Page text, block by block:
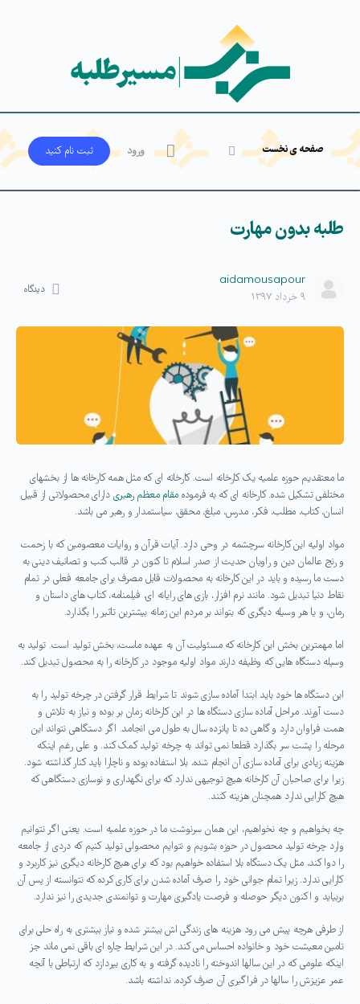
صفحه ی نخست ورود ثبت‌ نام کنید
طلبه بدون مهارت
aidamousapour
۹ خرداد ۱۳۹۷
دیدگاه
ما معتقدیم حوزه علمیه یک کارخانه است. کارخانه ای که مثل همه کارخانه ها از بخشهای
مختلفی تشکیل شده. کارخانه ای که به فرموده مقام معظم رهبری دارای محصولاتی از قبیل
انسان، کتاب، مطلب، فکر، مدرس، مبلغ، محقق، سیاستمدار و رهبر می باشد.
مواد اولیه این کارخانه سرچشمه در وحی دارد. آیات قرآن و روایات معصومین که با زحمت
و رنج عالمان دین و راویان حدیث از صدر اسلام تا کنون در قالب کتب و تصانیف دینی به
دست ما رسیده و باید در این کارخانه به محصولات قابل مصرف برای جامعه فعلی در تمام
نقاط دنیا تبدیل شود. مانند نرم افزار، بازی های رایانه ای، فیلمنامه، کتاب های داستان و
رمان، و یا هر وسیله دیگری که بتواند بر مردم این زمانه بیشترین تاثیر را بگذارد.
اما مهمترین بخش این کارخانه که مسئولیت آن به عهده ماست، بخش تولید است. تولید به
وسیله دستگاه هایی که وظیفه دارند مواد اولیه موجود در کارخانه را به محصول تبدیل کند.
این دستگاه ها خود باید ابتدا آماده سازی شوند تا شرایط قرار گرفتن در چرخه تولید را به
دست آورند. مراحل آماده سازی دستگاه ها در این کارخانه زمان بر بوده و نیاز به تلاش و
همت فراوان دارد و گاهی ده تا پانزده سال به طول می انجامد. اگر دستگاهی نتواند این
مرحله را پشت سر بگذارد قطعا نمی تواند به چرخه تولید کمک کند. و علی رغم اینکه
هزینه زیادی برای آماده سازی آن انجام شده، بلا استفاده بوده و ناچارا باید کنار گذاشته شود.
زیرا برای صاحبان آن کارخانه هیچ توجیهی ندارد که برای نگهداری و نوسازی دستگاهی که
هیچ کارایی ندارد همچنان هزینه کنند.
چه بخواهیم و چه نخواهیم، این همان سرنوشت ما در حوزه علمیه است. یعنی اگر نتوانیم
وارد چرخه تولید محصول در حوزه بشویم و نتوایم محصولی تولید کنیم که دردی از جامعه
را دوا کند، مثل یک دستگاه بلا استفاده خواهیم بود که برای هیچ کارخانه دیگری نیز کاربرد و
کارایی ندارد. زیرا تمام جوانی خود را صرف آماده شدن برای کاری کرده که نتوانسته از پس آن
بربیاید و اکنون دیگر حوصله و فرصت یادگیری مهارت و توانمندی جدیدی را نیز ندارد.
از طرفی هرچه پیش می رود هزینه های زندگی اش بیشتر شده و نیاز بیشتری به راه حلی برای
تامین معیشت خود و خانواده احساس می کند. در این شرایط چاره ای باقی نمی ماند جز
اینکه علومی که در این سالها اندوخته را نادیده گرفته و به کاری بپردازد که ارتباطی با آنچه
عمر عزیزش را سالها در فراگیری آن صرف کرده، نداشته باشد.